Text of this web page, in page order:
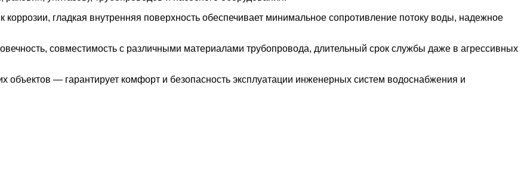
коррозии, гладкая внутренняя поверхность обеспечивает минимальное сопротивление потоку воды, надежное
совместимость с различными материалами трубопровода, длительный срок службы даже в агрессивных
объектов — гарантирует комфорт и безопасность эксплуатации инженерных систем водоснабжения и